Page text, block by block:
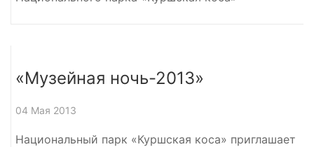
«Музейная ночь-2013»
04 Мая 2013
Национальный парк «Куршская коса» приглашает